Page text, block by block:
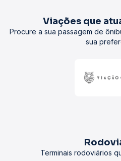
Viações que
Procure a sua passagem de
sua
Terminais rodoviários